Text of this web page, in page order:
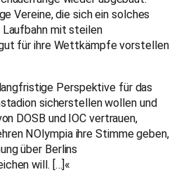
Vereine, die sich ein solches
mit steilen
für ihre Wettkämpfe vorstellen
Perspektive für das
sicherstellen wollen und
DOSB und IOC vertrauen,
NOlympia ihre Stimme geben,
über Berlins
will. […]«